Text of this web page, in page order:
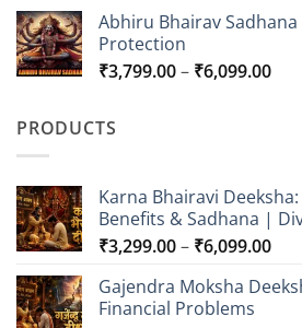
Abhiru Bhairav
Protection
₹3,799.00– ₹6,099.00Price
PRODUCTS
Karna Bhairavi
Benefits & Sadhana |
₹3,299.00– ₹6,099.00Price
Gajendra Moksha
Financial Problems